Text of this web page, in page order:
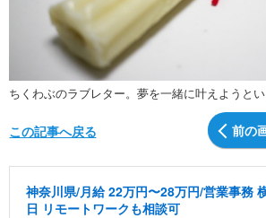
ちくわぶのラブレター。夢を一緒に叶えようとい
前の
この記事へ戻る
神奈川県/月給 22万円〜28万円/営業事務
日 リモートワークも相談可